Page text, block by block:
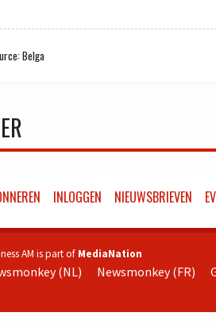
Belga
INLOGGEN NIEUWSBRIEVEN
AM is part of MediaNation
(NL) Newsmonkey (FR)